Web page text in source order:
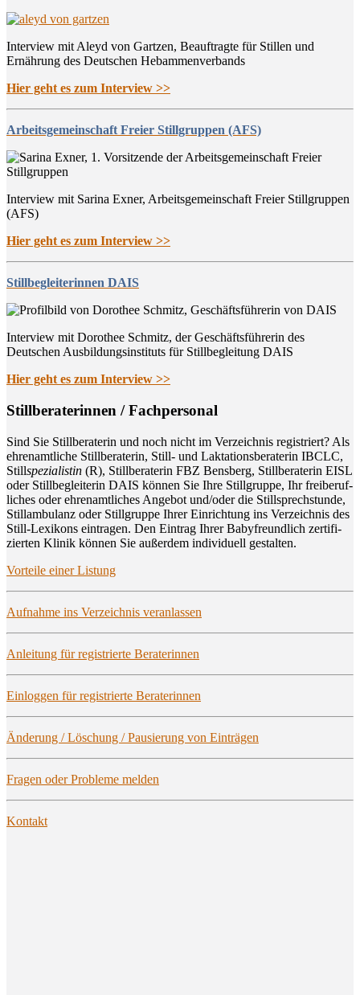
Interview mit Aleyd von Gartzen, Beauftragte für Stillen und
Ernährung des Deutschen Hebammenverbands
Hier geht es zum Interview >>
Arbeitsgemeinschaft Freier Stillgruppen (AFS)
Interview mit Sarina Exner, Arbeitsgemeinschaft Freier Stillgruppen
(AFS)
Hier geht es zum Interview >>
Stillbegleiterinnen DAIS
Interview mit Dorothee Schmitz, der Geschäftsführerin des
Deutschen Ausbildungsinstituts für Stillbegleitung DAIS
Hier geht es zum Interview >>
Still­be­ra­te­rin­nen / Fachpersonal
Sind Sie Still­be­ra­te­rin und noch nicht im Ver­zeich­nis regis­triert? Als
ehren­amt­li­che Still­be­ra­te­rin, Still- und Lak­ta­ti­ons­be­ra­te­rin IBCLC,
Stillspe­zia­lis­tin (R), Still­be­ra­te­rin FBZ Bens­berg, Still­be­ra­te­rin EISL
oder Still­be­glei­te­rin DAIS kön­nen Sie Ihre Still­grup­pe, Ihr frei­be­ruf­
li­ches oder ehren­amt­li­ches Ange­bot und/oder die Still­sprech­stun­de,
Still­am­bu­lanz oder Still­grup­pe Ihrer Ein­rich­tung ins Ver­zeich­nis des
Still-Lexi­kons ein­tra­gen. Den Ein­trag Ihrer Baby­freund­lich zer­ti­fi­
zier­ten Kli­nik kön­nen Sie außer­dem indi­vi­du­ell gestalten.
Vor­tei­le einer Listung
Auf­nah­me ins Ver­zeich­nis veranlassen
Anlei­tung für regis­trier­te Beraterinnen
Ein­log­gen für regis­trier­te Beraterinnen
Ände­rung / Löschung / Pau­sie­rung von Einträgen
Fra­gen oder Pro­ble­me melden
Kon­takt